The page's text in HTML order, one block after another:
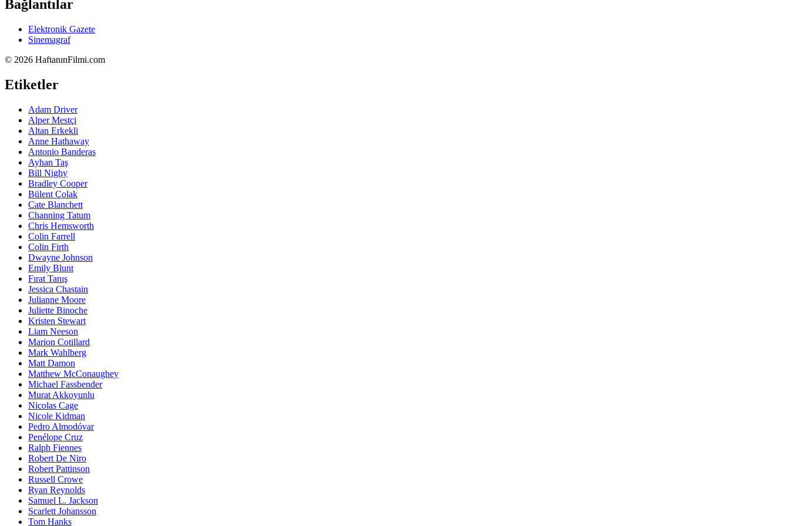
Bağlantılar
Elektronik Gazete
Sinemagraf
© 2026 HaftanınFilmi.com
Etiketler
Adam Driver
Alper Mestçi
Altan Erkekli
Anne Hathaway
Antonio Banderas
Ayhan Taş
Bill Nighy
Bradley Cooper
Bülent Çolak
Cate Blanchett
Channing Tatum
Chris Hemsworth
Colin Farrell
Colin Firth
Dwayne Johnson
Emily Blunt
Fırat Tanış
Jessica Chastain
Julianne Moore
Juliette Binoche
Kristen Stewart
Liam Neeson
Marion Cotillard
Mark Wahlberg
Matt Damon
Matthew McConaughey
Michael Fassbender
Murat Akkoyunlu
Nicolas Cage
Nicole Kidman
Pedro Almodóvar
Penélope Cruz
Ralph Fiennes
Robert De Niro
Robert Pattinson
Russell Crowe
Ryan Reynolds
Samuel L. Jackson
Scarlett Johansson
Tom Hanks